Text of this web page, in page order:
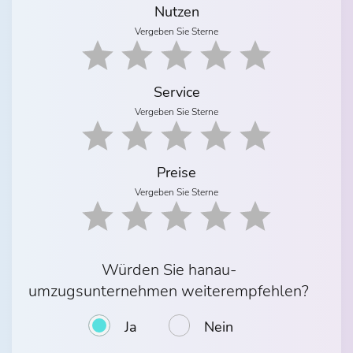
Nutzen
Vergeben Sie Sterne
Service
Vergeben Sie Sterne
Preise
Vergeben Sie Sterne
Würden Sie hanau-
umzugsunternehmen weiterempfehlen?
Ja Nein